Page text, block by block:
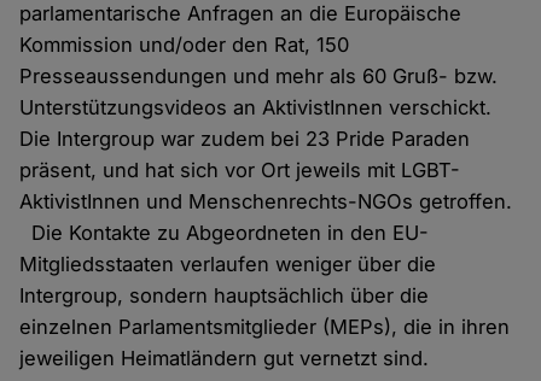
parlamentarische Anfragen an die Europäische
Kommission und/oder den Rat, 150
Presseaussendungen und mehr als 60 Gruß- bzw.
Unterstützungsvideos an AktivistInnen verschickt.
Die Intergroup war zudem bei 23 Pride Paraden
präsent, und hat sich vor Ort jeweils mit LGBT-
AktivistInnen und Menschenrechts-NGOs getroffen.
Die Kontakte zu Abgeordneten in den EU-
Mitgliedsstaaten verlaufen weniger über die
Intergroup, sondern hauptsächlich über die
einzelnen Parlamentsmitglieder (MEPs), die in ihren
jeweiligen Heimatländern gut vernetzt sind.